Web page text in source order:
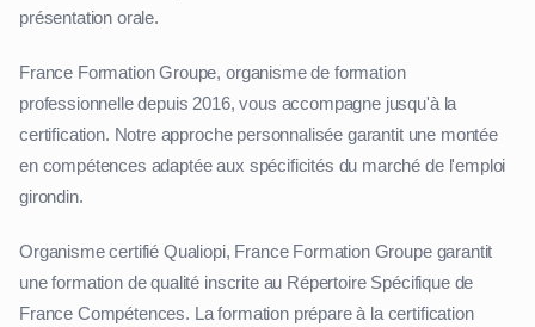
présentation orale.
France Formation Groupe, organisme de formation
professionnelle depuis 2016, vous accompagne jusqu'à la
certification. Notre approche personnalisée garantit une montée
en compétences adaptée aux spécificités du marché de l'emploi
girondin.
Organisme certifié Qualiopi, France Formation Groupe garantit
une formation de qualité inscrite au Répertoire Spécifique de
France Compétences. La formation prépare à la certification